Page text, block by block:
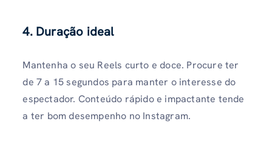
4. Duração ideal
Mantenha o seu Reels curto e doce. Procure ter
de 7 a 15 segundos para manter o interesse do
espectador. Conteúdo rápido e impactante tende
a ter bom desempenho no Instagram.